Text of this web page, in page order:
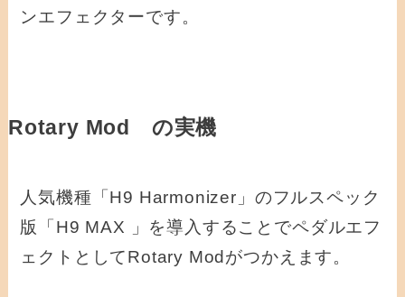
ンエフェクターです。
Rotary Mod の実機
人気機種「H9 Harmonizer」のフルスペック
版「H9 MAX 」を導入することでペダルエフ
ェクトとしてRotary Modがつかえます。